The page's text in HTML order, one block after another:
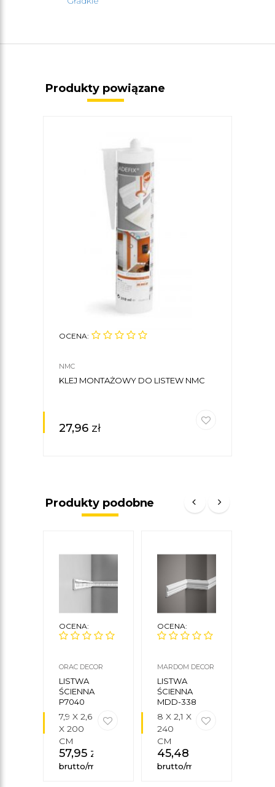
Produkty powiązane
OCENA:
NMC
KLEJ MONTAŻOWY DO LISTEW NMC
27,96 zł
Produkty podobne
OCENA:
ORAC DECOR
LISTWA
ŚCIENNA
P7040
7,9 X 2,6
X 200
CM
57,95 zł
brutto/mb
OCENA:
MARDOM DECOR
LISTWA
ŚCIENNA
MDD-338
8 X 2,1 X
240
CM
45,48
brutto/mb